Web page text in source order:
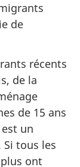
de
récents
de la
de 15 ans
un
tous les
ont